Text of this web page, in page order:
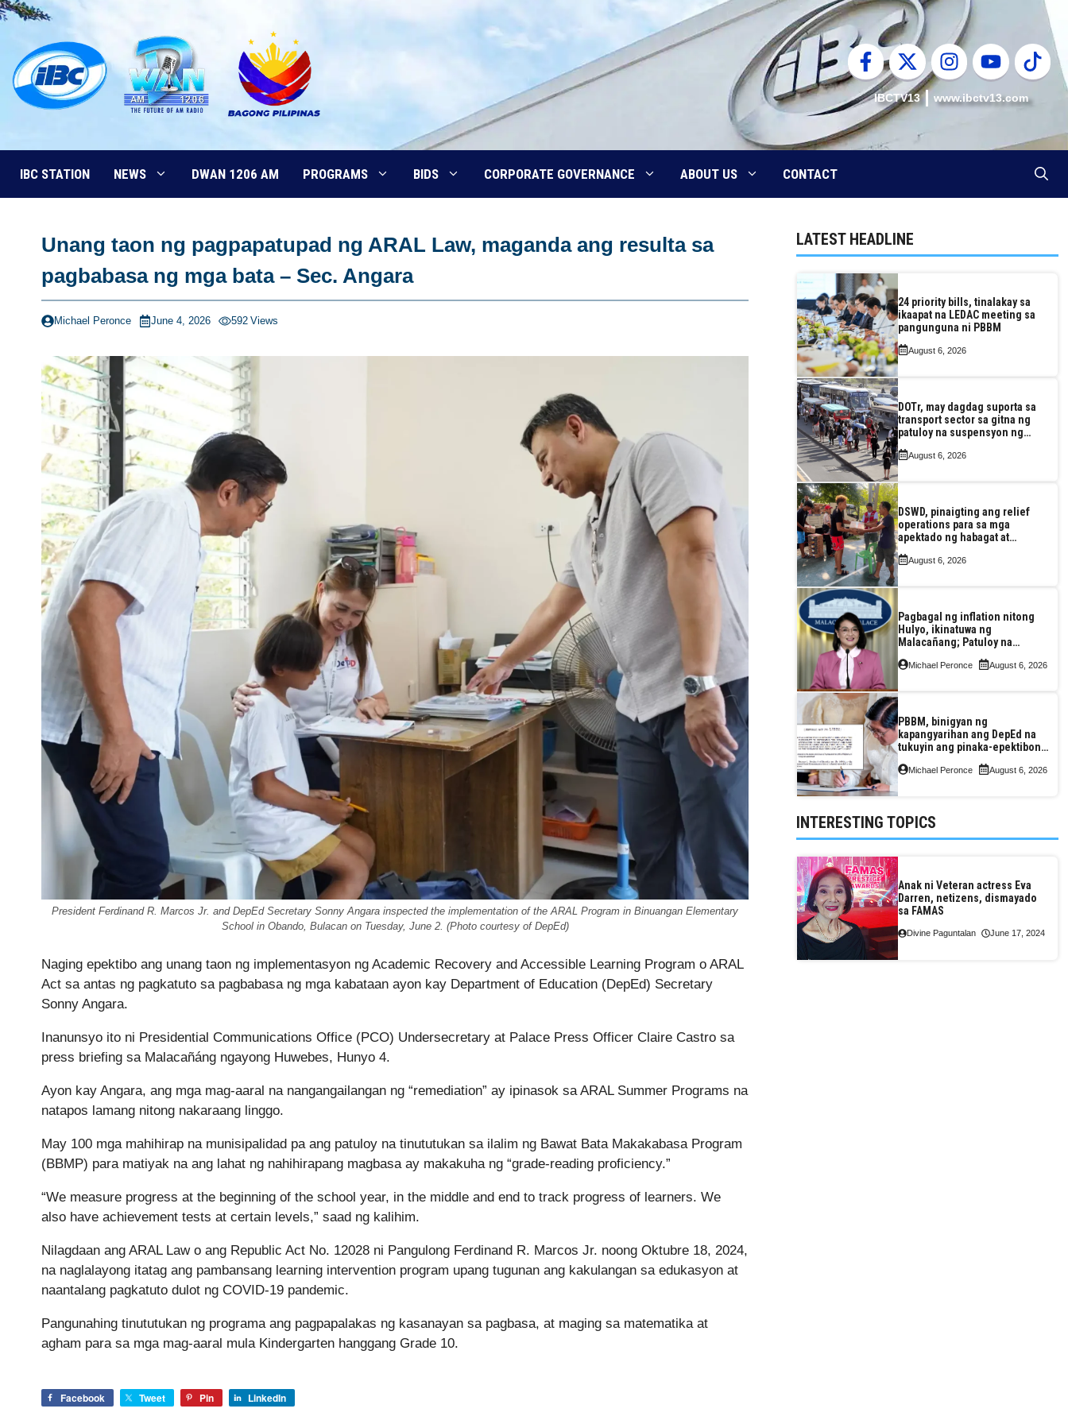
Skip
content
IBCTV13 www.ibctv13.com
IBC STATION NEWS DWAN 1206 AM PROGRAMS BIDS CORPORATE GOVERNANCE ABOUT US CONTACT
Unang taon ng pagpapatupad ng ARAL Law, maganda ang resulta sa
pagbabasa ng mga bata – Sec. Angara
Michael Peronce June 4, 2026 592 Views
President Ferdinand R. Marcos Jr. and DepEd Secretary Sonny Angara inspected the implementation of the ARAL Program in Binuangan Elementary
School in Obando, Bulacan on Tuesday, June 2. (Photo courtesy of DepEd)
Naging epektibo ang unang taon ng implementasyon ng Academic Recovery and Accessible Learning Program o ARAL
Act sa antas ng pagkatuto sa pagbabasa ng mga kabataan ayon kay Department of Education (DepEd) Secretary
Sonny Angara.
Inanunsyo ito ni Presidential Communications Office (PCO) Undersecretary at Palace Press Officer Claire Castro sa
press briefing sa Malacañáng ngayong Huwebes, Hunyo 4.
Ayon kay Angara, ang mga mag-aaral na nangangailangan ng “remediation” ay ipinasok sa ARAL Summer Programs na
natapos lamang nitong nakaraang linggo.
May 100 mga mahihirap na munisipalidad pa ang patuloy na tinututukan sa ilalim ng Bawat Bata Makakabasa Program
(BBMP) para matiyak na ang lahat ng nahihirapang magbasa ay makakuha ng “grade-reading proficiency.”
“We measure progress at the beginning of the school year, in the middle and end to track progress of learners. We
also have achievement tests at certain levels,” saad ng kalihim.
Nilagdaan ang ARAL Law o ang Republic Act No. 12028 ni Pangulong Ferdinand R. Marcos Jr. noong Oktubre 18, 2024,
na naglalayong itatag ang pambansang learning intervention program upang tugunan ang kakulangan sa edukasyon at
naantalang pagkatuto dulot ng COVID-19 pandemic.
Pangunahing tinututukan ng programa ang pagpapalakas ng kasanayan sa pagbasa, at maging sa matematika at
agham para sa mga mag-aaral mula Kindergarten hanggang Grade 10.
Facebook Tweet Pin LinkedIn
LATEST HEADLINE
24 priority bills, tinalakay sa
ikaapat na LEDAC meeting sa
pangunguna ni PBBM
August 6, 2026
DOTr, may dagdag suporta sa
transport sector sa gitna ng
patuloy na suspensyon ng
August 6, 2026
DSWD, pinaigting ang relief
operations para sa mga
apektado ng habagat at
August 6, 2026
Pagbagal ng inflation nitong
Hulyo, ikinatuwa ng
Malacañang; Patuloy na
seguridad sa pagkain,
Michael Peronce August 6, 2026
PBBM, binigyan ng
kapangyarihan ang DepEd na
tukuyin ang pinaka-epektibong
Michael Peronce August 6, 2026
INTERESTING TOPICS
Anak ni Veteran actress Eva
Darren, netizens, dismayado
sa FAMAS
Divine Paguntalan June 17, 2024